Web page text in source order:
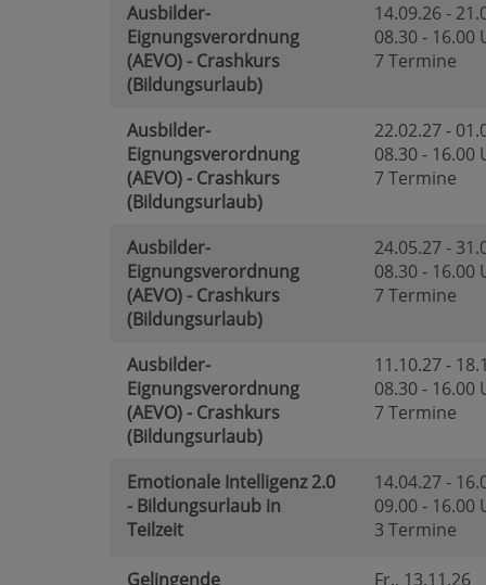
Ausbilder-
Eignungsverordnung
(AEVO) - Crashkurs
(Bildungsurlaub)
14.09.26 -
08.30 - 16.00
7 Termine
Ausbilder-
Eignungsverordnung
(AEVO) - Crashkurs
(Bildungsurlaub)
22.02.27 -
08.30 - 16.00
7 Termine
Ausbilder-
Eignungsverordnung
(AEVO) - Crashkurs
(Bildungsurlaub)
24.05.27 -
08.30 - 16.00
7 Termine
Ausbilder-
Eignungsverordnung
(AEVO) - Crashkurs
(Bildungsurlaub)
11.10.27 -
08.30 - 16.00
7 Termine
Emotionale Intelligenz 2.0
- Bildungsurlaub in
Teilzeit
14.04.27 -
09.00 - 16.00
3 Termine
Gelingende
Fr., 13.11.26